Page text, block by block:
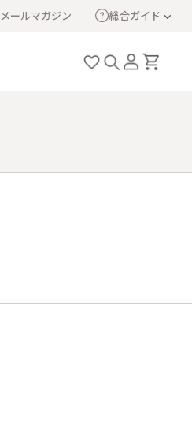
メールマガジン 総合ガイド